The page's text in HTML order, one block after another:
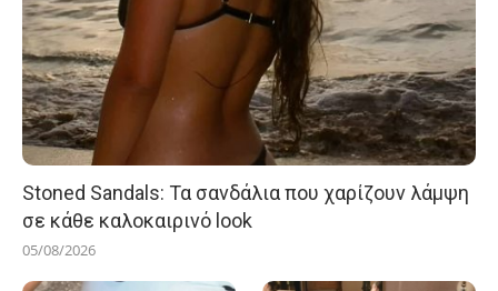
Stoned Sandals: Τα σανδάλια που χαρίζουν λάμψη
σε κάθε καλοκαιρινό look
05/08/2026